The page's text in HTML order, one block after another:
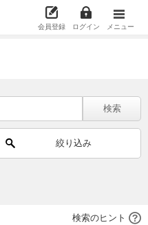
会員登録 ログイン メニュー
検索
絞り込み
検索のヒント